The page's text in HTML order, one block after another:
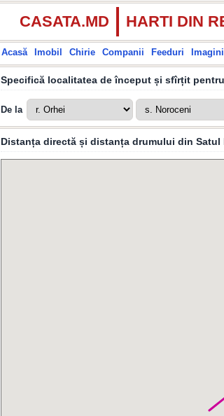
CASATA.MD HARTI DIN
Acasă Imobil Chirie Companii Feeduri Imagini
Specifică localitatea de început și sfîrțit
De la
Distanța directă și distanța drumului din